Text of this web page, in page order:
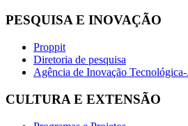
PESQUISA E INOVAÇÃO
Proppit
Diretoria de pesquisa
Agência de Inovação
CULTURA E EXTENSÃO